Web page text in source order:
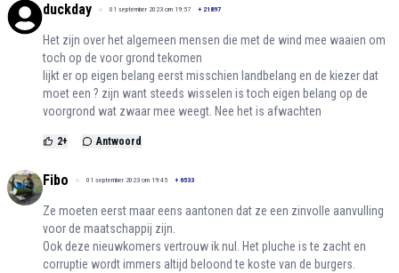
duckday 01 september 2023 om 19:57 + 21897
Het zijn over het algemeen mensen die met de wind mee waaien om
toch op de voor grond tekomen
lijkt er op eigen belang eerst misschien landbelang en de kiezer dat
moet een ? zijn want steeds wisselen is toch eigen belang op de
voorgrond wat zwaar mee weegt. Nee het is afwachten
2+ Antwoord
Fibo 01 september 2023 om 19:45 + 6533
Ze moeten eerst maar eens aantonen dat ze een zinvolle aanvulling
voor de maatschappij zijn.
Ook deze nieuwkomers vertrouw ik nul. Het pluche is te zacht en
corruptie wordt immers altijd beloond te koste van de burgers.